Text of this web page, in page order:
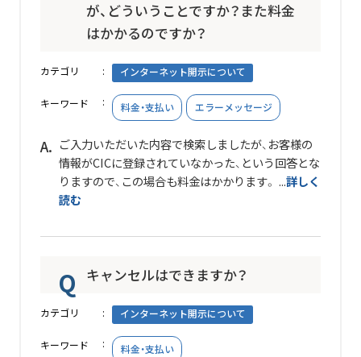
が、どういうことですか？また料金
はかかるのですか？
カテゴリ インターネット開示について
キーワード 料金・支払い エラーメッセージ
ご入力いただいた内容で検索しましたが、お客様の
情報がCICに登録されていなかった、という回答とな
りますので、この場合も料金はかかります。 ...詳しく
読む
キャンセルはできますか？
カテゴリ インターネット開示について
キーワード 料金・支払い